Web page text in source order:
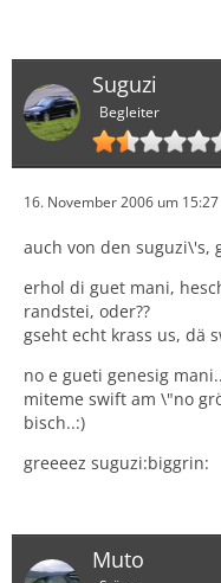
Suguzi
Begleiter
16. November 2006 um 15:27
auch von den suguzi\'s,
erhol di guet mani,
randstei, oder??
gseht echt krass us, dä
no e gueti genesig
miteme swift am \"no
bisch..:)
greeeez suguzi:biggrin:
Muto